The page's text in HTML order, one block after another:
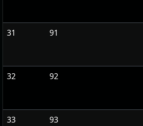
31
91
32
92
33
93